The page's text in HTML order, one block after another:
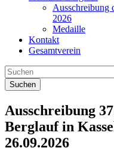
Ausschreibung
2026
Medaille
Kontakt
Gesamtverein
Suchen
Ausschreibung
Berglauf in
26.09.2026